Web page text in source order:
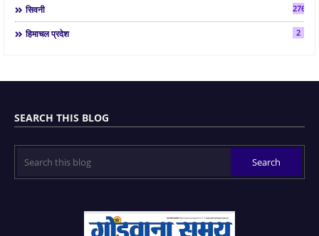
सिवनी 2763
हिमाचल प्रदेश 2
SEARCH THIS BLOG